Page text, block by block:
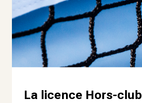
La licence Hors-club